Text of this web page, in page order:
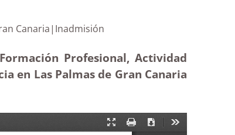
de Gran Canaria|Inadmisión
Profesional, Actividad
en Las Palmas de Gran Canaria